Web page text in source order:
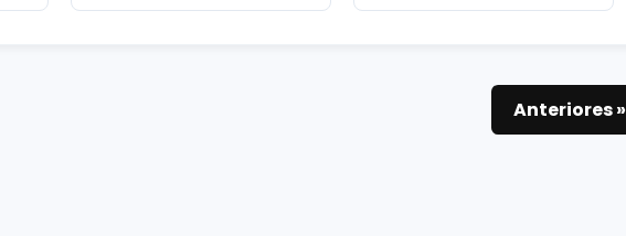
de actualización tras las
inclusión de dispositivos
Anteriores »